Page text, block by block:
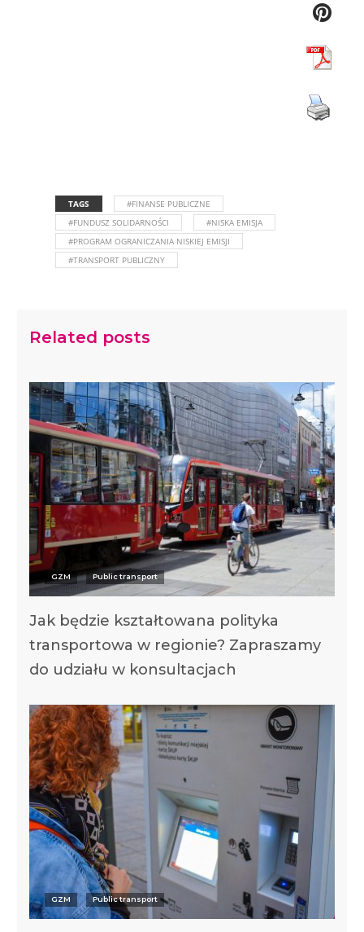
TAGS
#FINANSE PUBLICZNE
#FUNDUSZ SOLIDARNOŚCI
#NISKA EMISJA
#PROGRAM OGRANICZANIA NISKIEJ EMISJI
#TRANSPORT PUBLICZNY
Related posts
GZM Public transport
Jak będzie kształtowana polityka
transportowa w regionie? Zapraszamy
do udziału w konsultacjach
GZM Public transport